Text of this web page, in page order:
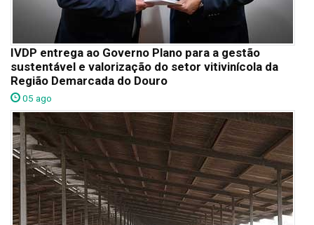
IVDP entrega ao Governo Plano para a gestão
sustentável e valorização do setor vitivinícola da
Região Demarcada do Douro
05 ago